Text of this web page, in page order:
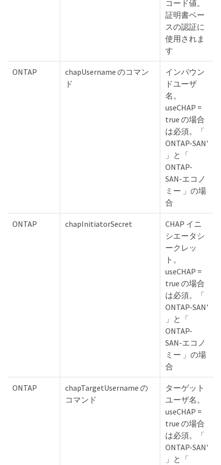
コード値。
証明書ベー
スの認証に
使用されま
す
ONTAP
chapUsername のコマン
ド
インバウン
ドユーザ
名。
useCHAP =
true の場合
は必須。「
ONTAP-SAN'
」と「
ONTAP-
SAN-エコノ
ミー 」の場
合
ONTAP chapInitiatorSecret
CHAP イニ
シエータシ
ークレッ
ト。
useCHAP =
true の場合
は必須。「
ONTAP-SAN'
」と「
ONTAP-
SAN-エコノ
ミー 」の場
合
ONTAP
chapTargetUsername の
コマンド
ターゲット
ユーザ名。
useCHAP =
true の場合
は必須。「
ONTAP-SAN'
」と「